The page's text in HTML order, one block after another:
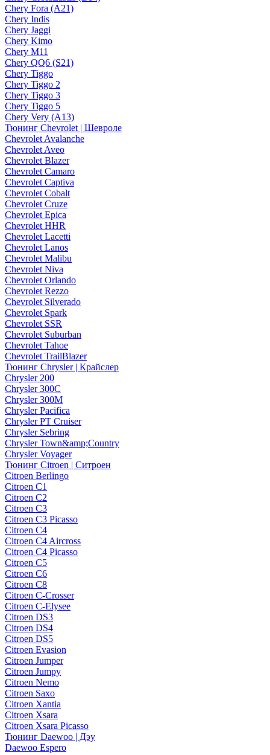
Chery Fora (A21)
Chery Indis
Chery Jaggi
Chery Kimo
Chery M11
Chery QQ6 (S21)
Chery Tiggo
Chery Tiggo 2
Chery Tiggo 3
Chery Tiggo 5
Chery Very (A13)
Тюнинг Chevrolet | Шевроле
Chevrolet Avalanche
Chevrolet Aveo
Chevrolet Blazer
Chevrolet Camaro
Chevrolet Captiva
Chevrolet Cobalt
Chevrolet Cruze
Chevrolet Epica
Chevrolet HHR
Chevrolet Lacetti
Chevrolet Lanos
Chevrolet Malibu
Chevrolet Niva
Chevrolet Orlando
Chevrolet Rezzo
Chevrolet Silverado
Chevrolet Spark
Chevrolet SSR
Chevrolet Suburban
Chevrolet Tahoe
Chevrolet TrailBlazer
Тюнинг Chrysler | Крайслер
Chrysler 200
Chrysler 300C
Chrysler 300M
Chrysler Pacifica
Chrysler PT Cruiser
Chrysler Sebring
Chrysler Town&amp;Country
Chrysler Voyager
Тюнинг Citroen | Ситроен
Citroen Berlingo
Citroen C1
Citroen C2
Citroen C3
Citroen C3 Picasso
Citroen C4
Citroen C4 Aircross
Citroen C4 Picasso
Citroen C5
Citroen C6
Citroen C8
Citroen C-Crosser
Citroen C-Elysee
Citroen DS3
Citroen DS4
Citroen DS5
Citroen Evasion
Citroen Jumper
Citroen Jumpy
Citroen Nemo
Citroen Saxo
Citroen Xantia
Citroen Xsara
Citroen Xsara Picasso
Тюнинг Daewoo | Дэу
Daewoo Espero